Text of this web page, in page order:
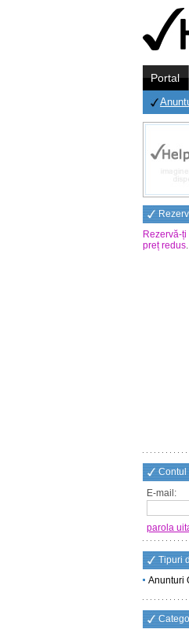
Portal
Rezervă-
preț redus.
Contul
E-mail:
parola
Tipuri
Anunturi